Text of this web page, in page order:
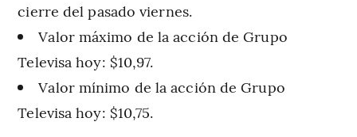
cierre del pasado viernes.
Valor máximo de la acción de Grupo
Televisa hoy: $10,97.
Valor mínimo de la acción de Grupo
Televisa hoy: $10,75.